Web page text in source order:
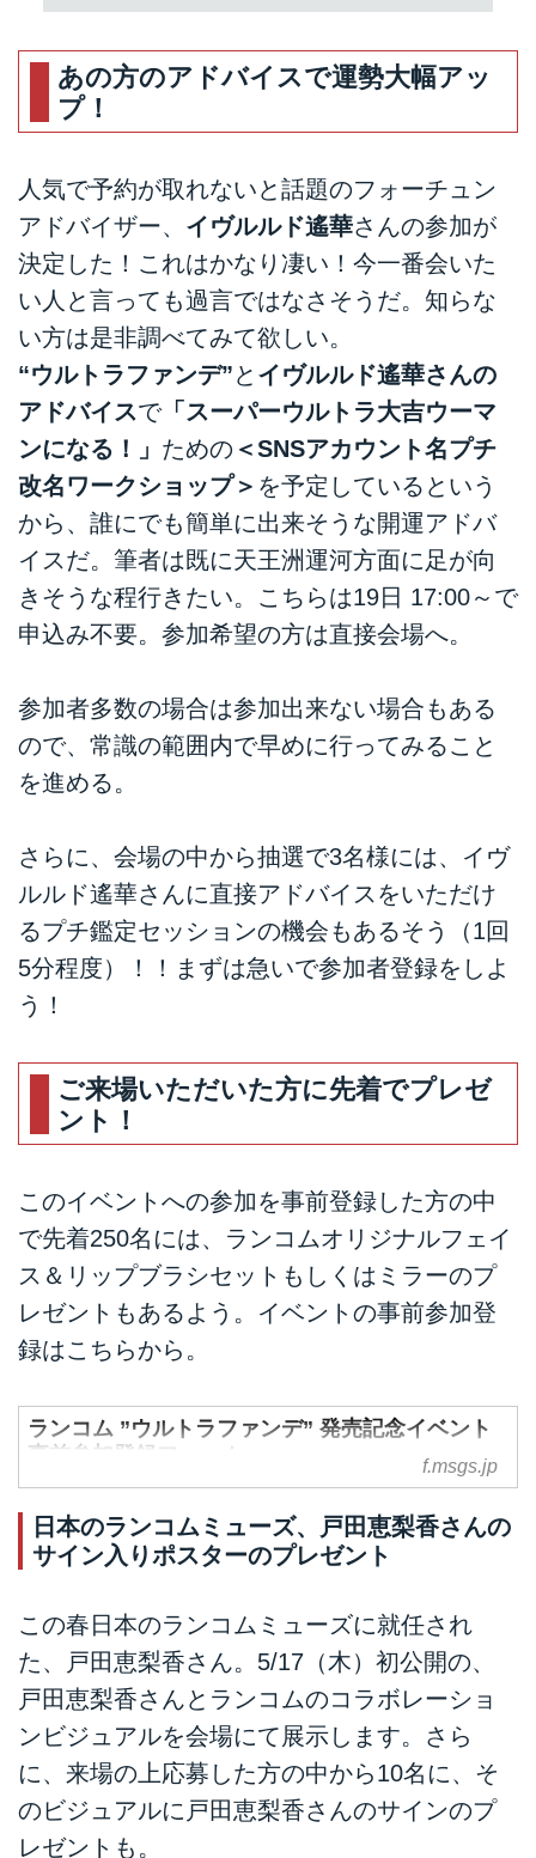
あの方のアドバイスで運勢大幅アッ
プ！
人気で予約が取れないと話題のフォーチュン
アドバイザー、 イヴルルド遙華さんの参加が
決定した！これはかなり凄い！今一番会いた
い人と言っても過言ではなさそうだ。知らな
い方は是非調べてみて欲しい。
“ウルトラファンデ”と イヴルルド遙華さんの
アドバイスで「スーパーウルトラ大吉ウーマ
ンになる！」 ための ＜SNSアカウント名プチ
改名ワークショップ＞ を予定しているという
から、誰にでも簡単に出来そうな開運アドバ
イスだ。筆者は既に天王洲運河方面に足が向
きそうな程行きたい。こちらは19日 17:00～で
申込み不要。参加希望の方は直接会場へ。
参加者多数の場合は参加出来ない場合もある
ので、常識の範囲内で早めに行ってみること
を進める。
さらに、会場の中から抽選で3名様には、イヴ
ルルド遙華さんに直接アドバイスをいただけ
るプチ鑑定セッションの機会もあるそう（1回
5分程度）！！まずは急いで参加者登録をしよ
う！
ご来場いただいた方に先着でプレゼ
ント！
このイベントへの参加を事前登録した方の中
で先着250名には、ランコムオリジナルフェイ
ス＆リップブラシセットもしくはミラーのプ
レゼントもあるよう。イベントの事前参加登
録はこちらから。
ランコム ”ウルトラファンデ” 発売記念イベント
事前参加登録フォーム
f.msgs.jp
日本のランコムミューズ、戸田恵梨香さんの
サイン入りポスターのプレゼント
この春日本のランコムミューズに就任され
た、戸田恵梨香さん。5/17（木）初公開の、
戸田恵梨香さんとランコムのコラボレーショ
ンビジュアルを会場にて展示します。さら
に、来場の上応募した方の中から10名に、そ
のビジュアルに戸田恵梨香さんのサインのプ
レゼントも。